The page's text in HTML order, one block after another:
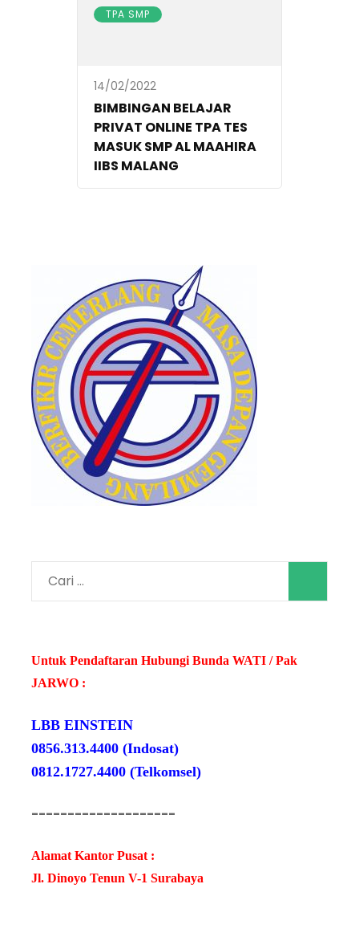
TPA SMP
14/02/2022
BIMBINGAN BELAJAR
PRIVAT ONLINE TPA TES
MASUK SMP AL MAAHIRA
IIBS MALANG
Cari
untuk:
Untuk Pendaftaran Hubungi Bunda WATI / Pak
JARWO :
LBB EINSTEIN
0856.313.4400 (Indosat)
0812.1727.4400 (Telkomsel)
--------------------
Alamat Kantor Pusat :
Jl. Dinoyo Tenun V-1 Surabaya